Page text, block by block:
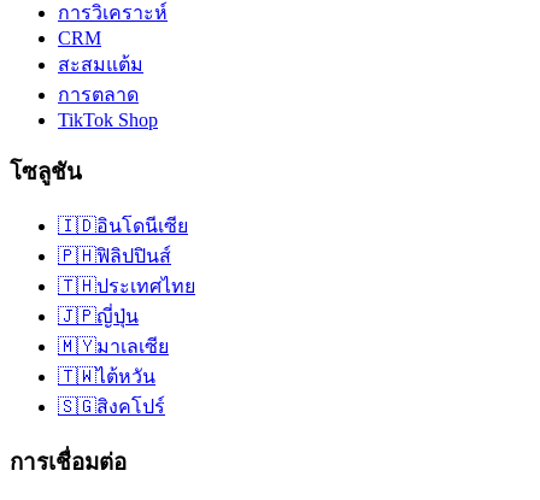
การวิเคราะห์
CRM
สะสมแต้ม
การตลาด
TikTok Shop
โซลูชัน
🇮🇩อินโดนีเซีย
🇵🇭ฟิลิปปินส์
🇹🇭ประเทศไทย
🇯🇵ญี่ปุ่น
🇲🇾มาเลเซีย
🇹🇼ไต้หวัน
🇸🇬สิงคโปร์
การเชื่อมต่อ